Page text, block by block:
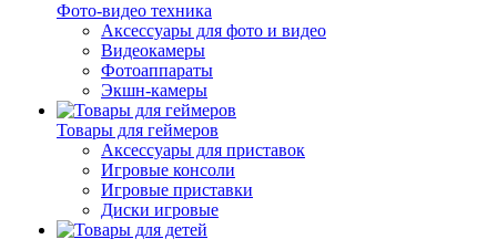
Фото-видео техника
Аксессуары для фото и видео
Видеокамеры
Фотоаппараты
Экшн-камеры
Товары для геймеров
Аксессуары для приставок
Игровые консоли
Игровые приставки
Диски игровые